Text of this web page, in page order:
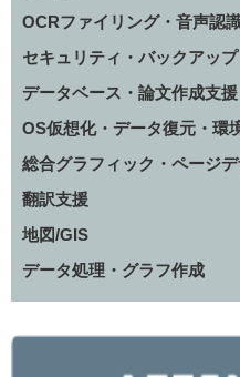
OCRファイリング・音声認
セキュリティ・バックアップ
データベース・論文作成支援
OS仮想化・データ復元・環
総合グラフィック・ページ
翻訳支援
地図/GIS
データ処理・グラフ作成